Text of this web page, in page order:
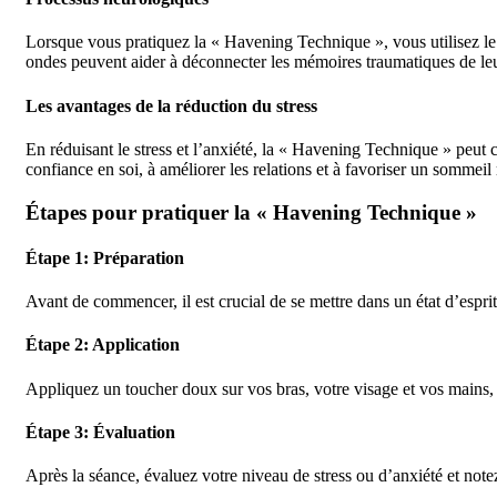
Lorsque vous pratiquez la « Havening Technique », vous utilisez
ondes peuvent aider à déconnecter les mémoires traumatiques de
Les avantages de la réduction du stress
En réduisant le stress et l’anxiété, la « Havening Technique »
confiance en soi, à améliorer les relations et à favoriser un sommeil
Étapes pour pratiquer la « Havening Technique »
Étape 1: Préparation
Avant de commencer, il est crucial de se mettre dans un état
Étape 2: Application
Appliquez un toucher doux sur vos bras, votre visage et vos
Étape 3: Évaluation
Après la séance, évaluez votre niveau de stress ou d’anxiété et